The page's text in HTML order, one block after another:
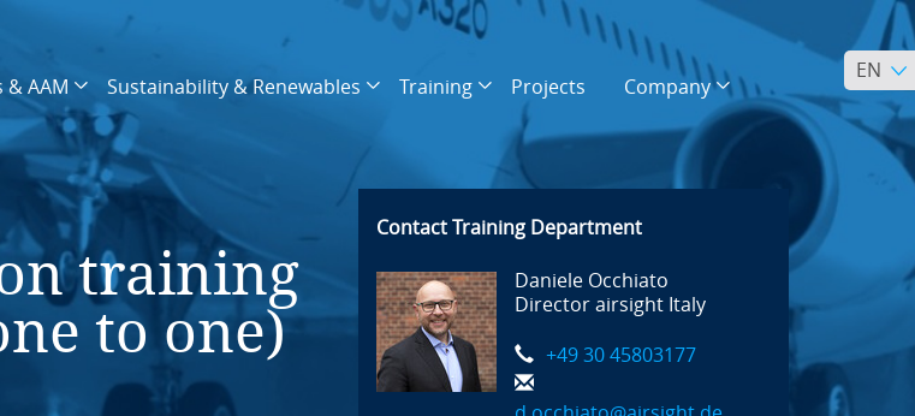
& AAM Sustainability & Renewables Training Projects Company
EN
training
to one)
Contact Training Department
Daniele Occhiato
Director airsight Italy
+49 30 45803177